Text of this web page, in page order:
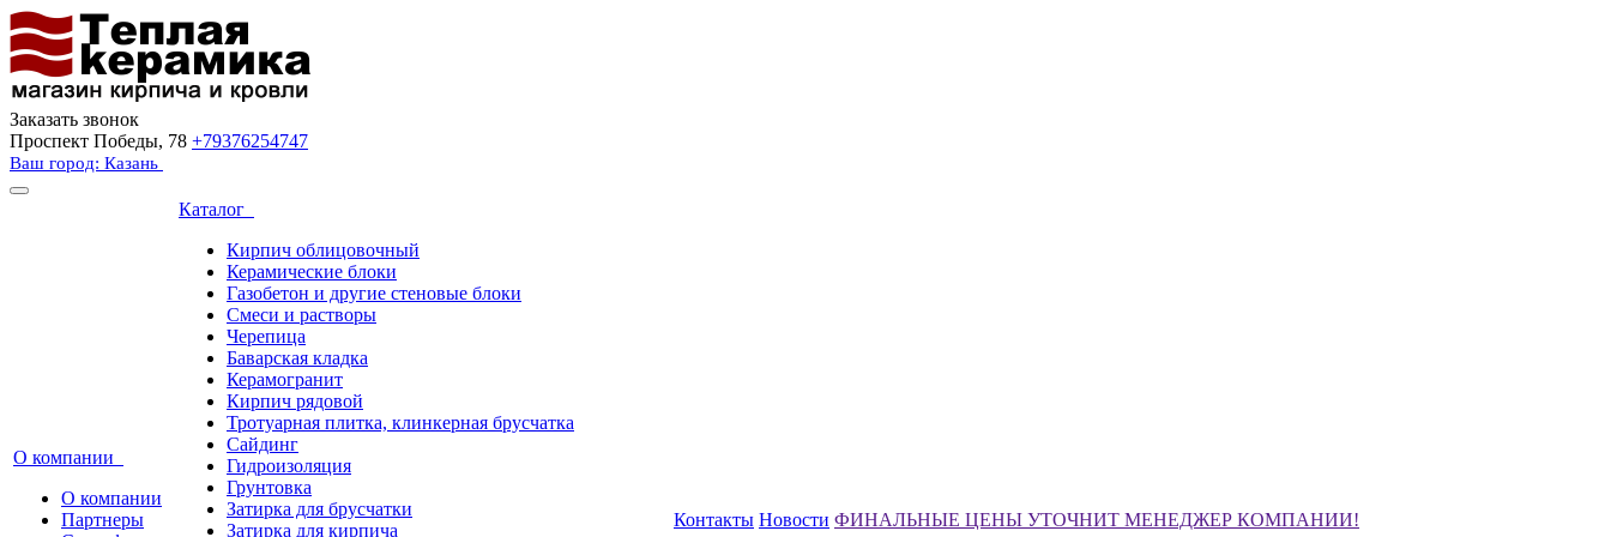
Заказать звонок
Проспект Победы, 78 +79376254747
Ваш город: Казань
О компании
О компании
Партнеры
Каталог
Кирпич облицовочный
Керамические блоки
Газобетон и другие стеновые блоки
Смеси и растворы
Черепица
Баварская кладка
Керамогранит
Кирпич рядовой
Тротуарная плитка, клинкерная брусчатка
Сайдинг
Гидроизоляция
Грунтовка
Затирка для брусчатки
Затирка для кирпича
Контакты Новости ФИНАЛЬНЫЕ ЦЕНЫ УТОЧНИТ МЕНЕДЖЕР КОМПАНИИ!